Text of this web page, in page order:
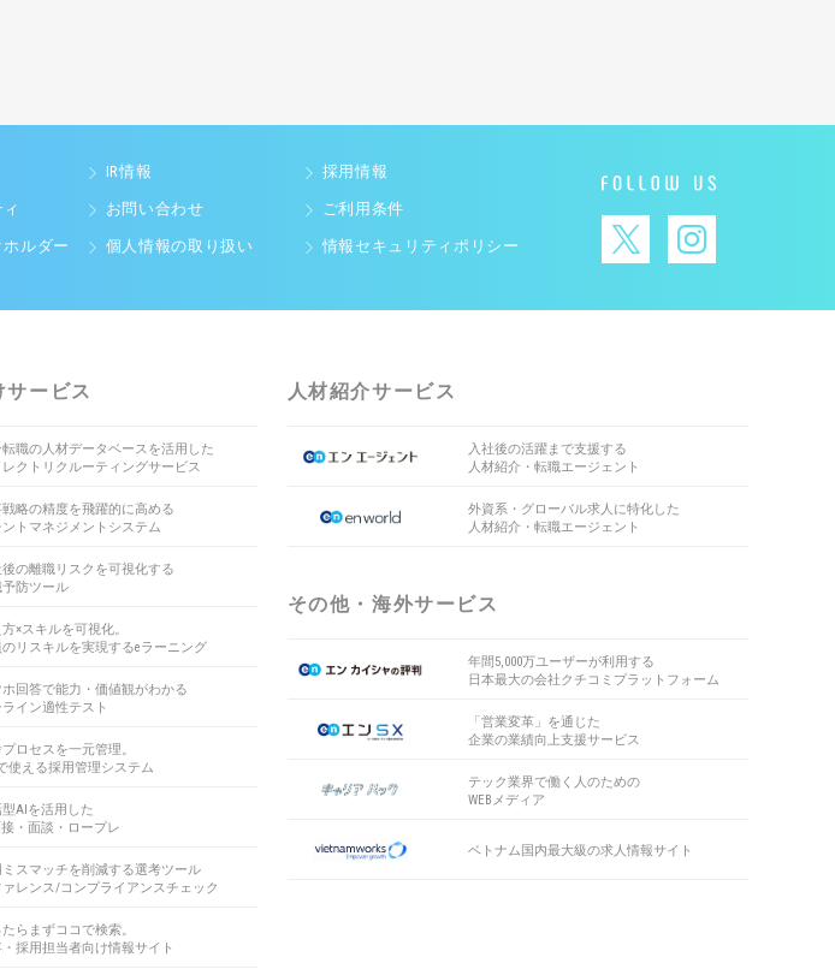
IR情報 採用情報
お問い合わせ ご利用条件
ルダー
個人情報の取り扱い 情報セキュリティポリシー
サービス
転職の人材データベースを活用した
レクトリクルーティングサービス
戦略の精度を飛躍的に高める
ントマネジメントシステム
後の離職リスクを可視化する
予防ツール
×スキルを可視化。
のリスキルを実現するeラーニング
ホ回答で能力・価値観がわかる
ライン適性テスト
ロセスを一元管理。
使える採用管理システム
AIを活用した
・面談・ロープレ
ミスマッチを削減する選考ツール
ァレンス/コンプライアンスチェック
らまずココで検索。
・採用担当者向け情報サイト
人材紹介サービス
入社後の活躍まで支援する
人材紹介・転職エージェント
外資系・グローバル求人に特化した
人材紹介・転職エージェント
その他・海外サービス
年間5,000万ユーザーが利用する
日本最大の会社クチコミプラットフォーム
「営業変革」を通じた
企業の業績向上支援サービス
テック業界で働く人のための
WEBメディア
ベトナム国内最大級の求人情報サイト